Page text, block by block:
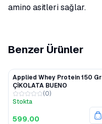
amino asitleri sağlar.
Benzer Ürünler
Applied Whey Protein 150 Gr
ÇİKOLATA BUENO
(0)
Stokta
599.00